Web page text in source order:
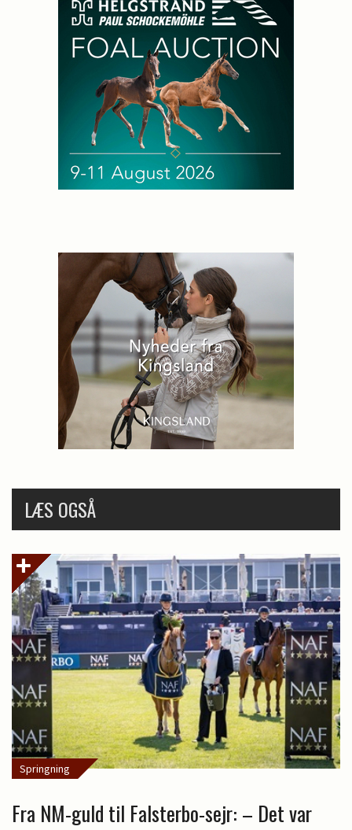
LÆS OGSÅ
Springning
Fra NM-guld til Falsterbo-sejr: – Det var